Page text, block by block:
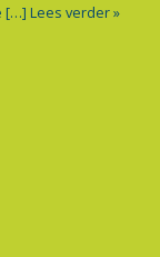
[…] Lees verder »